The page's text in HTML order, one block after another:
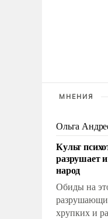
МНЕНИЯ
Ольга
Культ
разрушает
народ
Обиды на
хрупких и